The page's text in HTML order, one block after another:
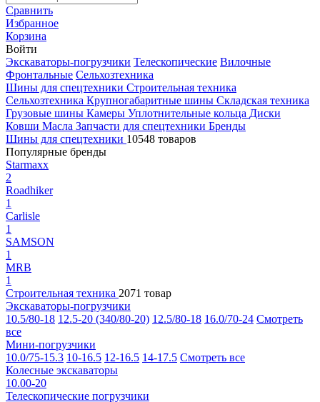
Сравнить
Избранное
Корзина
Войти
Экскаваторы-погрузчики Телескопические Вилочные
Фронтальные Сельхозтехника
Шины для спецтехники Строительная техника
Сельхозтехника Крупногабаритные шины Складская техника
Грузовые шины Камеры Уплотнительные кольца Диски
Ковши Масла Запчасти для спецтехники Бренды
Шины для спецтехники 10548 товаров
Популярные бренды
Starmaxx
2
Roadhiker
1
Carlisle
1
SAMSON
1
MRB
1
Строительная техника 2071 товар
Экскаваторы-погрузчики
10.5/80-18 12.5-20 (340/80-20) 12.5/80-18 16.0/70-24 Смотреть
все
Мини-погрузчики
10.0/75-15.3 10-16.5 12-16.5 14-17.5 Смотреть все
Колесные экскаваторы
10.00-20
Телескопические погрузчики